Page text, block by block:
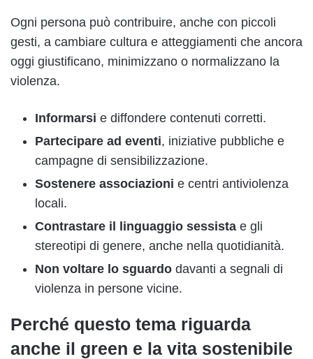
Ogni persona può contribuire, anche con piccoli
gesti, a cambiare cultura e atteggiamenti che ancora
oggi giustificano, minimizzano o normalizzano la
violenza.
Informarsi e diffondere contenuti corretti.
Partecipare ad eventi, iniziative pubbliche e
campagne di sensibilizzazione.
Sostenere associazioni e centri antiviolenza
locali.
Contrastare il linguaggio sessista e gli
stereotipi di genere, anche nella quotidianità.
Non voltare lo sguardo davanti a segnali di
violenza in persone vicine.
Perché questo tema riguarda
anche il green e la vita sostenibile